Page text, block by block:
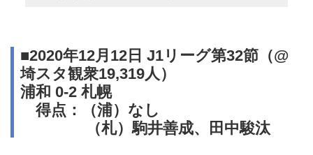
■2020年12月12日 J1リーグ第32節（@
埼スタ観衆19,319人）
浦和 0-2 札幌
得点：（浦）なし
（札）駒井善成、田中駿汰